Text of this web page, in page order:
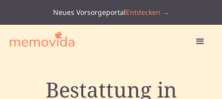
Neues VorsorgeportalEntdecken →
Bestattung in